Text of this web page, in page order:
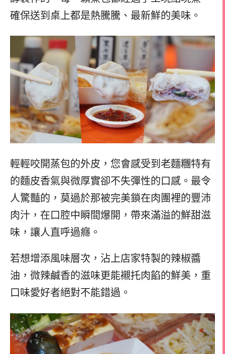
確保送到桌上都是熱騰騰、最新鮮的美味。
輕輕咬開蒸包的外皮，您會感受到老麵糰特有
的麵皮香氣與微厚實卻不失彈性的口感。最令
人驚豔的，莫過於那被完美鎖在肉團裡的豐沛
肉汁，在口腔中瞬間爆開，帶來滿溢的鮮甜滋
味，讓人直呼過癮。
若想增添風味層次，沾上店家特製的辣椒醬
油，微辣鹹香的滋味更能襯托肉餡的鮮美，重
口味愛好者絕對不能錯過。